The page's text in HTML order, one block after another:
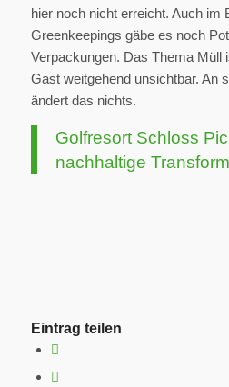
hier noch nicht erreicht. Auch im
Greenkeepings gäbe es noch
Verpackungen. Das Thema Müll
Gast weitgehend unsichtbar. An
ändert das nichts.
Golfresort Schloss
nachhaltige
Eintrag teilen